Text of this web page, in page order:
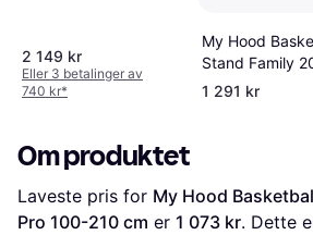
2 149 kr
Eller 3 betalinger av
740 kr*
My Hood
Stand Family
260cm
1 291 kr
Om produktet
Laveste pris for My Hood
Pro 100-210 cm er 1 073 kr. Dette